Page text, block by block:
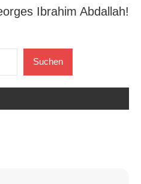
Ibrahim Abdallah!
Suchen